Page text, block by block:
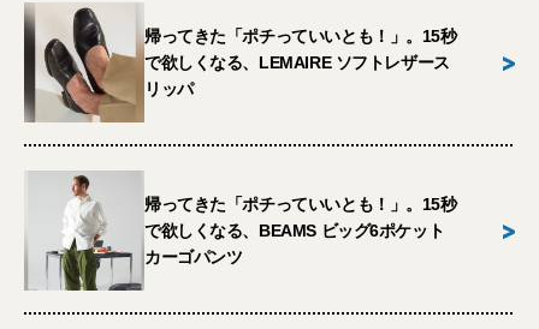
帰ってきた「ポチっていいとも！」。15秒
で欲しくなる、LEMAIRE ソフトレザース
リッパ
>
帰ってきた「ポチっていいとも！」。15秒
で欲しくなる、BEAMS ビッグ6ポケット
カーゴパンツ
>